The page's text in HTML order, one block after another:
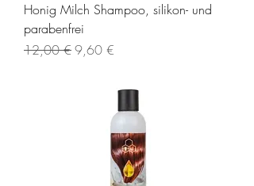
Honig Milch Shampoo, silikon- und
parabenfrei
Standardpreis
12,00 €Sale-Preis
9,60 €